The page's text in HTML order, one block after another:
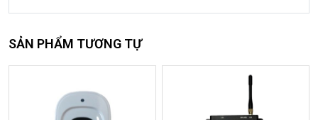
SẢN PHẨM TƯƠNG TỰ